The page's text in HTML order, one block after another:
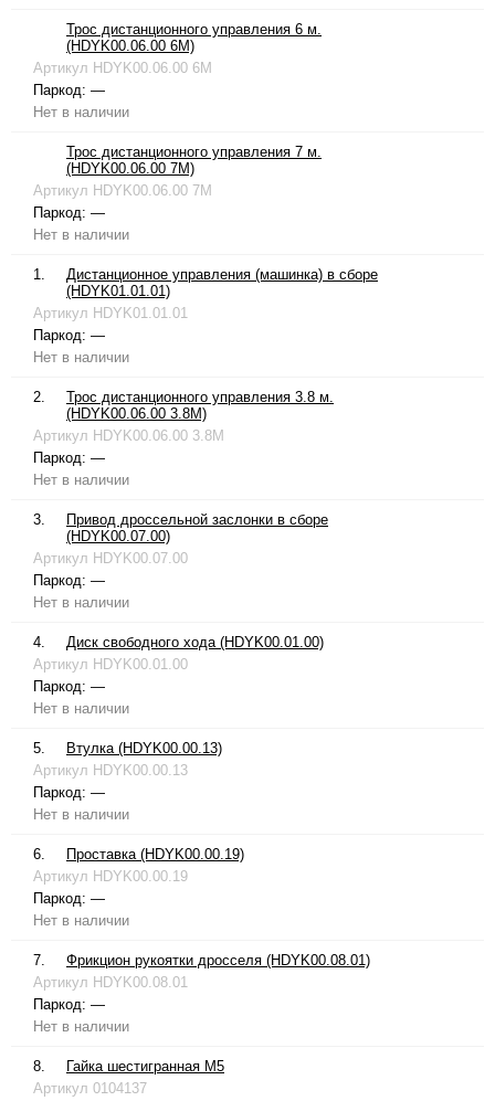
Трос дистанционного управления 6 м.
(HDYK00.06.00 6M)
Артикул HDYK00.06.00 6M
Паркод: —
Нет в наличии
Трос дистанционного управления 7 м.
(HDYK00.06.00 7M)
Артикул HDYK00.06.00 7M
Паркод: —
Нет в наличии
1.
Дистанционное управления (машинка) в сборе
(HDYK01.01.01)
Артикул HDYK01.01.01
Паркод: —
Нет в наличии
2.
Трос дистанционного управления 3.8 м.
(HDYK00.06.00 3.8M)
Артикул HDYK00.06.00 3.8M
Паркод: —
Нет в наличии
3.
Привод дроссельной заслонки в сборе
(HDYK00.07.00)
Артикул HDYK00.07.00
Паркод: —
Нет в наличии
4.
Диск свободного хода (HDYK00.01.00)
Артикул HDYK00.01.00
Паркод: —
Нет в наличии
5.
Втулка (HDYK00.00.13)
Артикул HDYK00.00.13
Паркод: —
Нет в наличии
6.
Проставка (HDYK00.00.19)
Артикул HDYK00.00.19
Паркод: —
Нет в наличии
7.
Фрикцион рукоятки дросселя (HDYK00.08.01)
Артикул HDYK00.08.01
Паркод: —
Нет в наличии
8.
Гайка шестигранная М5
Артикул 0104137